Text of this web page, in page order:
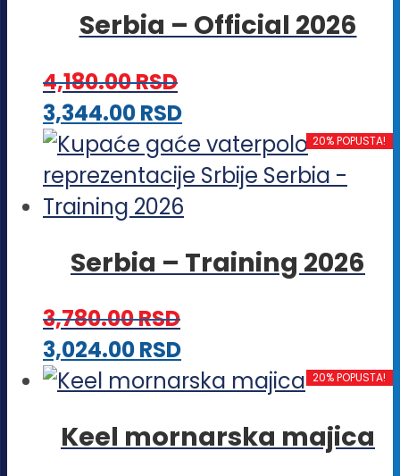
proizvoda.
varijanti.
biti
izabrane
na
stranici
proizvoda.
Serbia – Official 2026
4,180.00RSD
3,344.00RSDOvaj
proizvod
ima
više
Opcije
na
stranici
proizvoda.
20% POPUSTA!
Serbia – Training 2026
3,780.00RSD
3,024.00RSDOvaj
proizvod
više
20% POPUSTA!
Keel mornarska majica